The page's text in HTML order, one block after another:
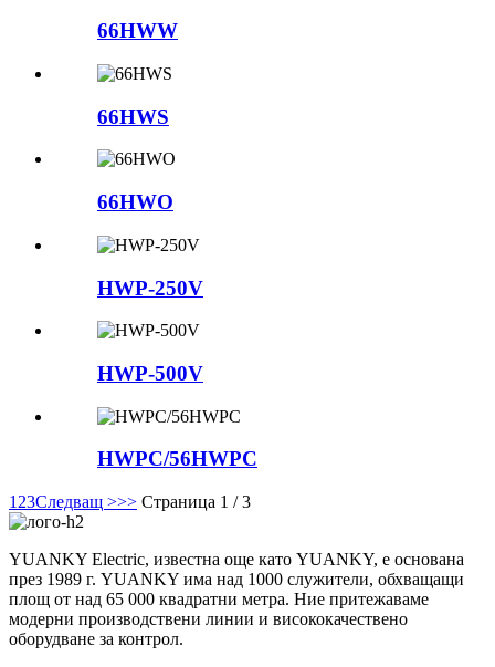
66HWW
66HWS
66HWO
HWP-250V
HWP-500V
HWPC/56HWPC
1 23Следващ >>> Страница 1 / 3
YUANKY Electric, известна още като YUANKY, е основана
през 1989 г. YUANKY има над 1000 служители, обхващащи
площ от над 65 000 квадратни метра. Ние притежаваме
модерни производствени линии и висококачествено
оборудване за контрол.